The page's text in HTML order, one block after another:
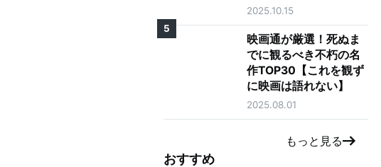
に「大丈夫そう？」の
声も
2025.10.15
5
映画通が厳選！死ぬま
でに観るべき不朽の名
作TOP30【これを観ず
に映画は語れない】
2025.08.01
もっと見る
おすすめ